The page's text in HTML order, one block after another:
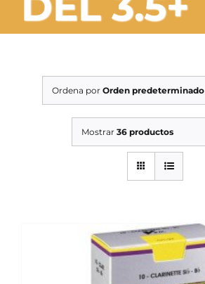
OCASIÓN
SERVICIOS TALLER
Ordena por Orden predeterminado
Mostrar 36 productos